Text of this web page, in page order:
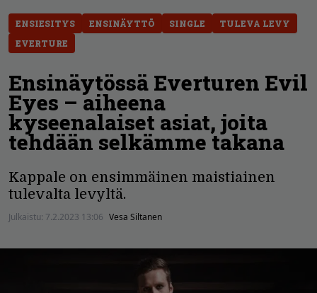
ENSIESITYS ENSINÄYTTÖ SINGLE
TULEVA LEVY
EVERTURE
Ensinäytössä Everturen Evil
Eyes – aiheena
kyseenalaiset asiat, joita
tehdään selkämme takana
Kappale on ensimmäinen maistiainen
tulevalta levyltä.
Julkaistu: 7.2.2023 13:06 Vesa Siltanen